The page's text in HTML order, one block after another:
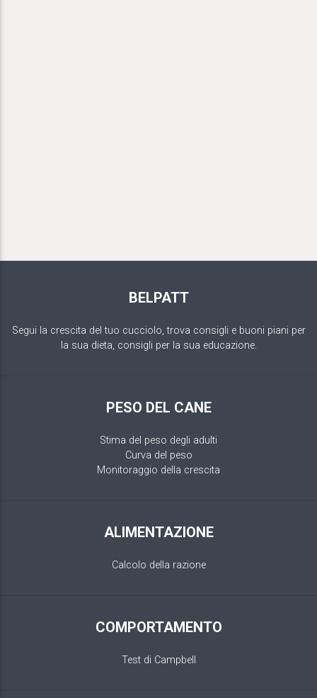
BELPATT
Segui la crescita del tuo cucciolo, trova consigli e buoni piani per
la sua dieta, consigli per la sua educazione.
PESO DEL CANE
Stima del peso degli adulti
Curva del peso
Monitoraggio della crescita
ALIMENTAZIONE
Calcolo della razione
COMPORTAMENTO
Test di Campbell